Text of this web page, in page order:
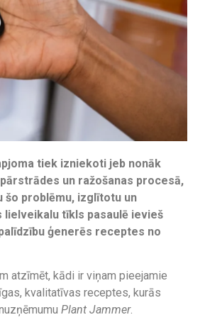
tiek izniekoti jeb nonāk
un ražošanas procesā,
problēmu, izglītotu un
lielveikalu tīkls pasaulē ievieš
ģenerēs receptes no
atzīmēt, kādi ir viņam pieejamie
kvalitatīvas receptes, kurās
Plant Jammer.